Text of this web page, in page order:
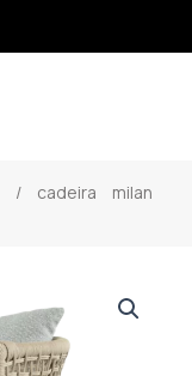
/ cadeira milan